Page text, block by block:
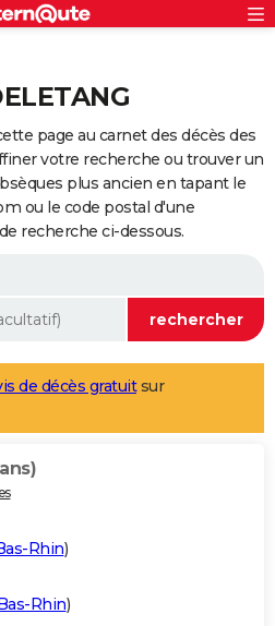
page au carnet des décès des
votre recherche ou trouver un
plus ancien en tapant le
ou le code postal d'une
recherche ci-dessous.
de décès gratuitsur
Rhin)
Rhin)